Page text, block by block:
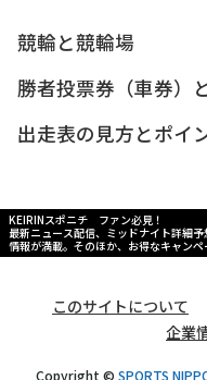
競輪と競輪場
勝者投票券（車券）
出走表の見方とポイ
KEIRINスポニチ ファン必見！
最新ニュース配信、ミッドナイト詳細
情報が満載。そのほか、お得なキャンペ
このサイトについて
企業
Copyright © SPORTS